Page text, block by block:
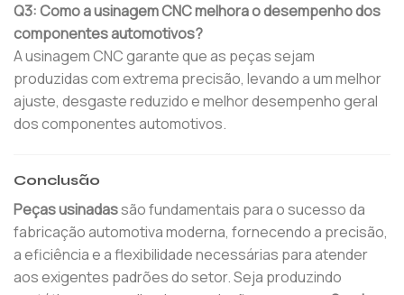
Q3: Como a usinagem CNC melhora o desempenho dos
componentes automotivos?
A usinagem CNC garante que as peças sejam
produzidas com extrema precisão, levando a um melhor
ajuste, desgaste reduzido e melhor desempenho geral
dos componentes automotivos.
Conclusão
Peças usinadassão fundamentais para o sucesso da
fabricação automotiva moderna, fornecendo a precisão,
a eficiência e a flexibilidade necessárias para atender
aos exigentes padrões do setor. Seja produzindo